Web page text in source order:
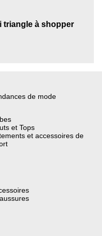
triangle à shopper
de mode
et Tops
et accessoires de